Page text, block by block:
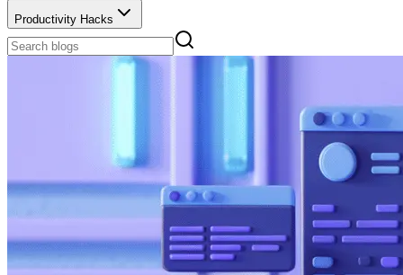
Productivity Hacks